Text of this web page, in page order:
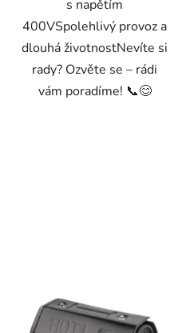
s napětím
400VSpolehlivý provoz a
dlouhá životnostNevíte si
rady? Ozvěte se – rádi
vám poradíme! 📞😊